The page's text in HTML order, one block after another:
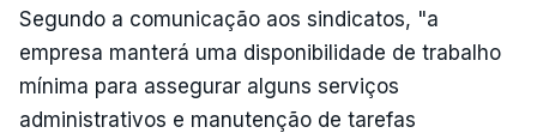
Segundo a comunicação aos sindicatos, "a
empresa manterá uma disponibilidade de trabalho
mínima para assegurar alguns serviços
administrativos e manutenção de tarefas